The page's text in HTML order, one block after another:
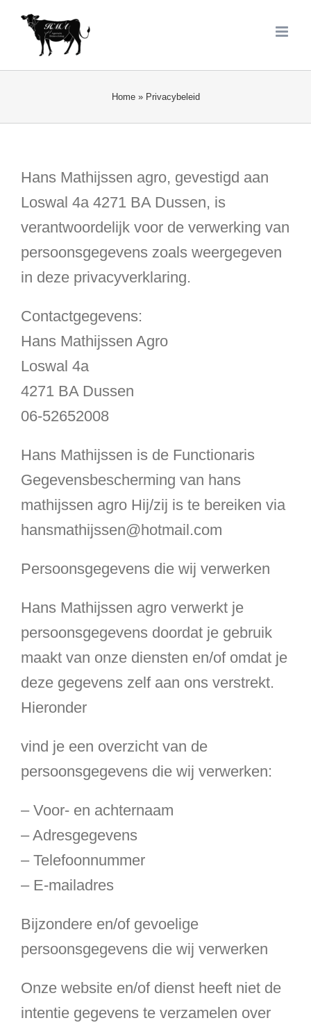
inhoud
Home» Privacybeleid
Hans Mathijssen agro, gevestigd aan
Loswal 4a 4271 BA Dussen, is
verantwoordelijk voor de verwerking van
persoonsgegevens zoals weergegeven
in deze privacyverklaring.
Contactgegevens:
Hans Mathijssen Agro
Loswal 4a
4271 BA Dussen
06-52652008
Hans Mathijssen is de Functionaris
Gegevensbescherming van hans
mathijssen agro Hij/zij is te bereiken via
hansmathijssen@hotmail.com
Persoonsgegevens die wij verwerken
Hans Mathijssen agro verwerkt je
persoonsgegevens doordat je gebruik
maakt van onze diensten en/of omdat je
deze gegevens zelf aan ons verstrekt.
Hieronder
vind je een overzicht van de
persoonsgegevens die wij verwerken:
– Voor- en achternaam
– Adresgegevens
– Telefoonnummer
– E-mailadres
Bijzondere en/of gevoelige
persoonsgegevens die wij verwerken
Onze website en/of dienst heeft niet de
intentie gegevens te verzamelen over